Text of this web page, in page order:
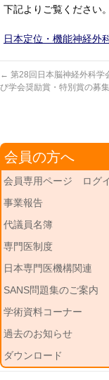
下記よりご覧ください。
日本定位・機能神経外
← 第28回日本脳神経外科学
び学会奨励賞・特別賞の募集
会員の方へ
会員専用ページ ログ
事業報告
代議員名簿
専門医制度
日本専門医機構関連
SANS問題集のご案内
学術資料コーナー
過去のお知らせ
ダウンロード